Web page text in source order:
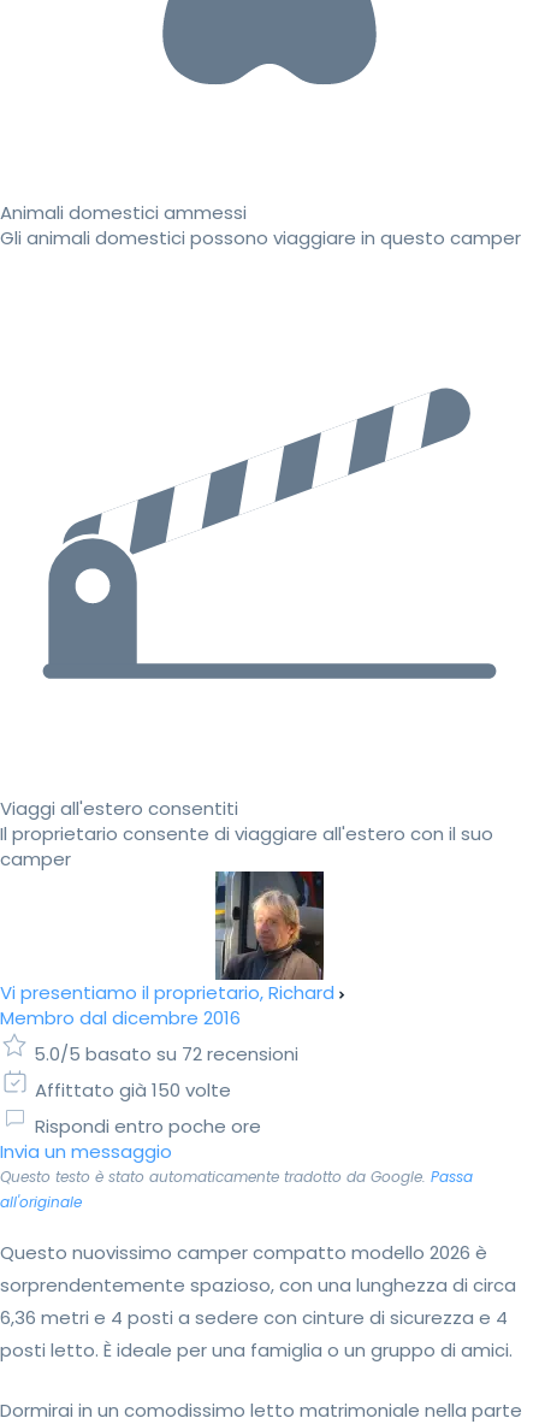
Animali domestici ammessi
Gli animali domestici possono viaggiare in questo camper
Viaggi all'estero consentiti
Il proprietario consente di viaggiare all'estero con il suo
camper
Vi presentiamo il proprietario, Richard
Membro dal dicembre 2016
5.0/5 basato su 72 recensioni
Affittato già 150 volte
Rispondi entro poche ore
Invia un messaggio
Questo testo è stato automaticamente tradotto da Google. Passa
all'originale
Questo nuovissimo camper compatto modello 2026 è
sorprendentemente spazioso, con una lunghezza di circa
6,36 metri e 4 posti a sedere con cinture di sicurezza e 4
posti letto. È ideale per una famiglia o un gruppo di amici.
Dormirai in un comodissimo letto matrimoniale nella parte